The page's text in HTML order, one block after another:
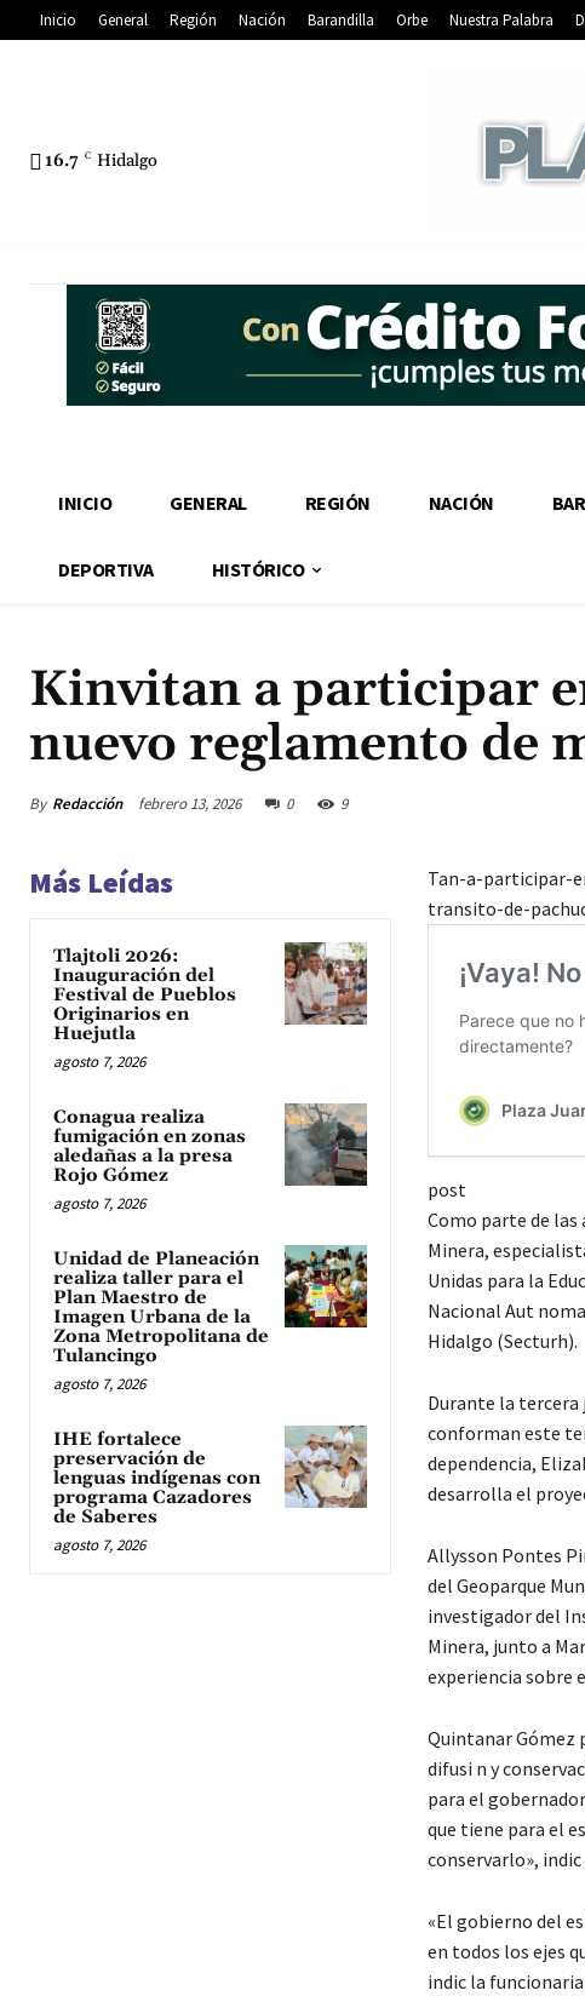
Inicio General Región Nación Barandilla Orbe Nuestra Palabra
16.7 C Hidalgo
INICIO GENERAL REGIÓN NACIÓN
DEPORTIVA HISTÓRICO
Kinvitan a participar
nuevo reglamento de
By Redacción febrero 13, 2026 0 9
Más Leídas
Tlajtoli 2026:
Inauguración del
Festival de Pueblos
Originarios en
Huejutla
agosto 7, 2026
Conagua realiza
fumigación en zonas
aledañas a la presa
Rojo Gómez
agosto 7, 2026
Unidad de Planeación
realiza taller para el
Plan Maestro de
Imagen Urbana de la
Zona Metropolitana de
Tulancingo
agosto 7, 2026
IHE fortalece
preservación de
lenguas indígenas con
programa Cazadores
de Saberes
agosto 7, 2026
Tan-a-participar-
transito-de-
post
Como parte de las
Minera,
Unidas para la
Nacional Aut
Hidalgo (Secturh).
Durante la tercera
conforman este
dependencia,
desarrolla el
Allysson Pontes
del Geoparque
investigador del
Minera, junto a
experiencia sobre
Quintanar Gómez
difusi n y
para el
que tiene para el
conservarlo», indic
«El gobierno del
en todos los ejes
indic la